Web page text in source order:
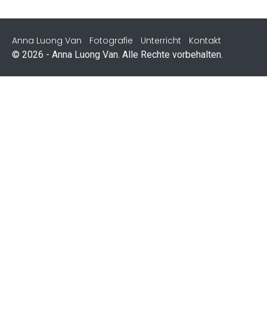
Anna Luong Van Fotografie Unterricht Kontakt
© 2026 - Anna Luong Van. Alle Rechte vorbehalten.